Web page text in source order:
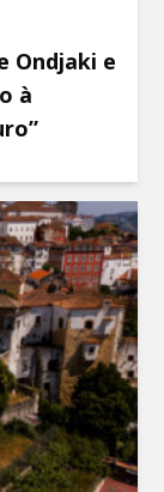
Ondjaki e
à